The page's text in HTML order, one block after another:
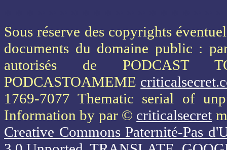
Sous réserve des copyrights
documents du domaine public :
autorisés de PODCAST
PODCASTOAMEME
1769-7077 Thematic serial of
Information by par © criticalsecret
Creative Commons Paternité-Pas